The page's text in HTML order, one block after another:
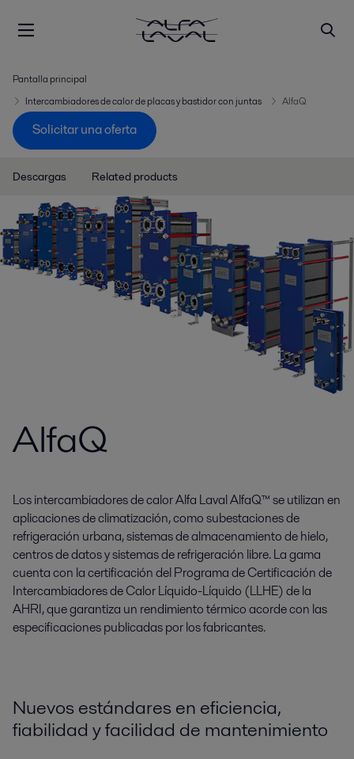
Pantalla principal
Intercambiadores de calor de placas y bastidor con juntas
AlfaQ
Solicitar una oferta
Descargas Related products
AlfaQ
Los intercambiadores de calor Alfa Laval AlfaQ™ se utilizan en
aplicaciones de climatización, como subestaciones de
refrigeración urbana, sistemas de almacenamiento de hielo,
centros de datos y sistemas de refrigeración libre. La gama
cuenta con la certificación del Programa de Certificación de
Intercambiadores de Calor Líquido-Líquido (LLHE) de la
AHRI, que garantiza un rendimiento térmico acorde con las
especificaciones publicadas por los fabricantes.
Nuevos estándares en eficiencia,
fiabilidad y facilidad de mantenimiento